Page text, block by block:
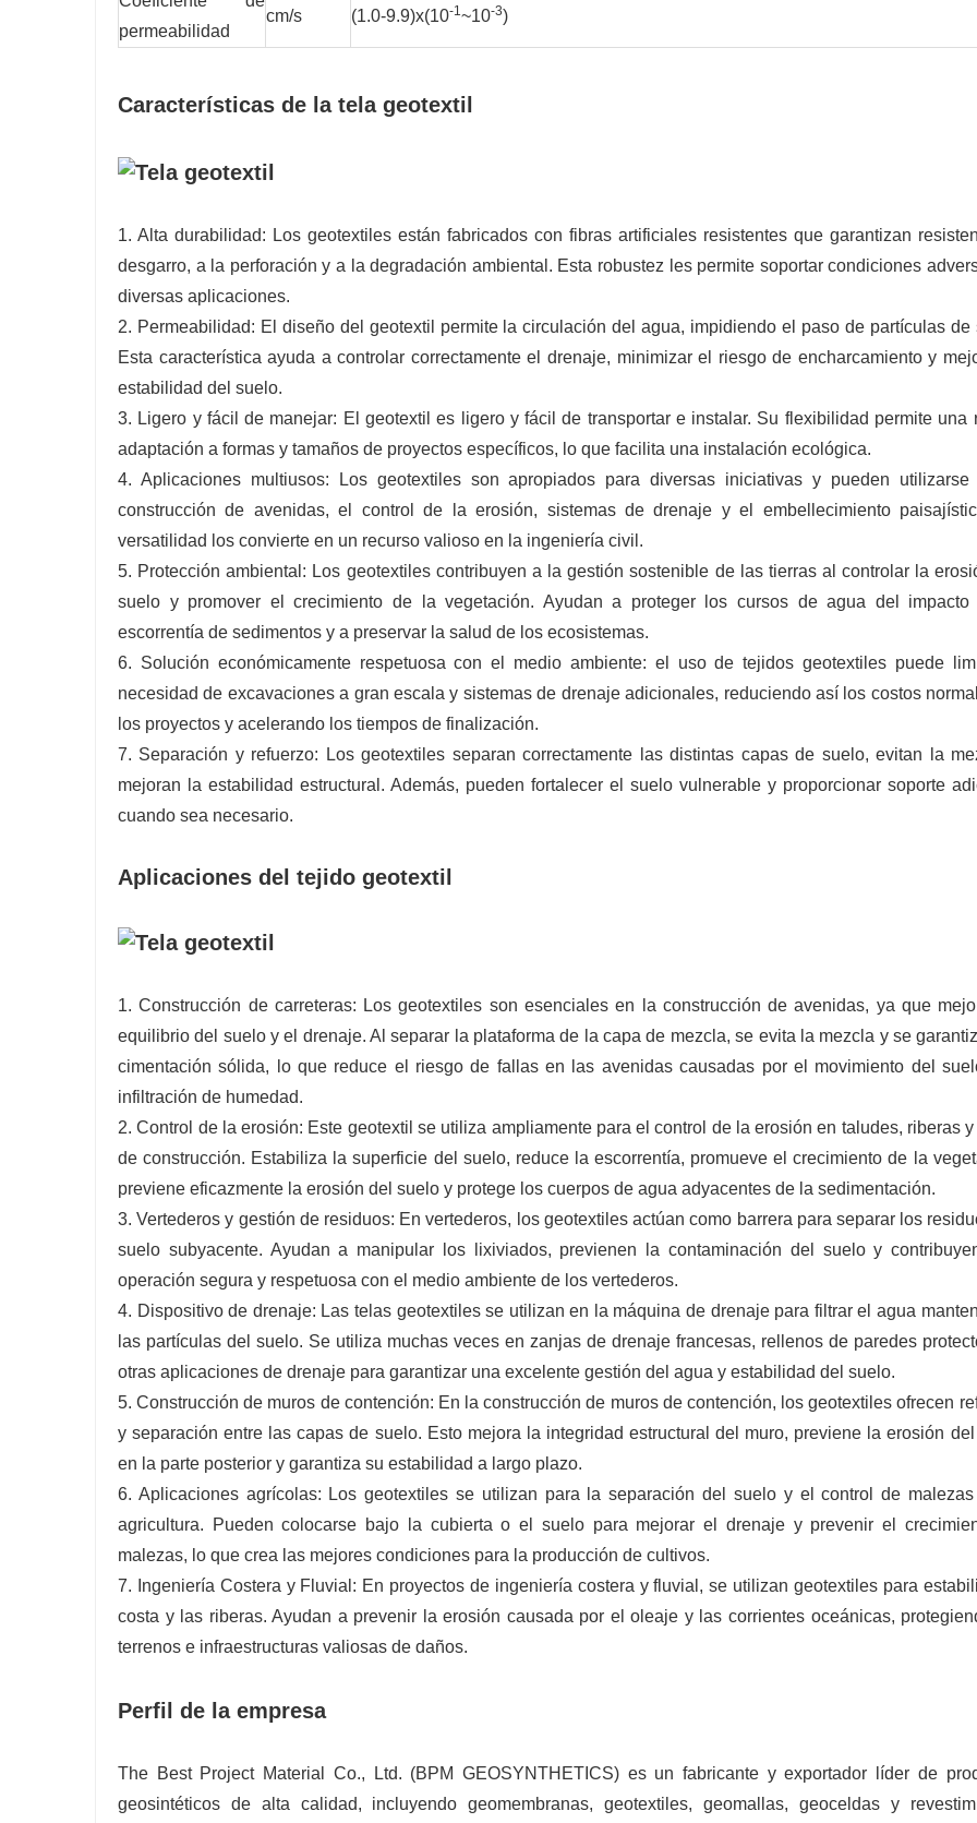
permeabilidad
cm/s (1.0-9.9)x(10-1~10-3)
Características de la tela geotextil
1. Alta durabilidad: Los geotextiles están fabricados con fibras artificiales resistentes que garantizan
desgarro, a la perforación y a la degradación ambiental. Esta robustez les permite soportar condiciones
diversas aplicaciones.
2. Permeabilidad: El diseño del geotextil permite la circulación del agua, impidiendo el paso de partículas de
Esta característica ayuda a controlar correctamente el drenaje, minimizar el riesgo de encharcamiento y
estabilidad del suelo.
3. Ligero y fácil de manejar: El geotextil es ligero y fácil de transportar e instalar. Su flexibilidad permite una
adaptación a formas y tamaños de proyectos específicos, lo que facilita una instalación ecológica.
4. Aplicaciones multiusos: Los geotextiles son apropiados para diversas iniciativas y pueden
construcción de avenidas, el control de la erosión, sistemas de drenaje y el embellecimiento
versatilidad los convierte en un recurso valioso en la ingeniería civil.
5. Protección ambiental: Los geotextiles contribuyen a la gestión sostenible de las tierras al controlar la
suelo y promover el crecimiento de la vegetación. Ayudan a proteger los cursos de agua del
escorrentía de sedimentos y a preservar la salud de los ecosistemas.
6. Solución económicamente respetuosa con el medio ambiente: el uso de tejidos geotextiles puede
necesidad de excavaciones a gran escala y sistemas de drenaje adicionales, reduciendo así los costos
los proyectos y acelerando los tiempos de finalización.
7. Separación y refuerzo: Los geotextiles separan correctamente las distintas capas de suelo, evitan la
mejoran la estabilidad estructural. Además, pueden fortalecer el suelo vulnerable y proporcionar soporte
cuando sea necesario.
Aplicaciones del tejido geotextil
1. Construcción de carreteras: Los geotextiles son esenciales en la construcción de avenidas, ya que
equilibrio del suelo y el drenaje. Al separar la plataforma de la capa de mezcla, se evita la mezcla y se
cimentación sólida, lo que reduce el riesgo de fallas en las avenidas causadas por el movimiento del
infiltración de humedad.
2. Control de la erosión: Este geotextil se utiliza ampliamente para el control de la erosión en taludes, riberas
de construcción. Estabiliza la superficie del suelo, reduce la escorrentía, promueve el crecimiento de la
previene eficazmente la erosión del suelo y protege los cuerpos de agua adyacentes de la sedimentación.
3. Vertederos y gestión de residuos: En vertederos, los geotextiles actúan como barrera para separar los
suelo subyacente. Ayudan a manipular los lixiviados, previenen la contaminación del suelo y
operación segura y respetuosa con el medio ambiente de los vertederos.
4. Dispositivo de drenaje: Las telas geotextiles se utilizan en la máquina de drenaje para filtrar el agua
las partículas del suelo. Se utiliza muchas veces en zanjas de drenaje francesas, rellenos de paredes
otras aplicaciones de drenaje para garantizar una excelente gestión del agua y estabilidad del suelo.
5. Construcción de muros de contención: En la construcción de muros de contención, los geotextiles ofrecen
y separación entre las capas de suelo. Esto mejora la integridad estructural del muro, previene la erosión
en la parte posterior y garantiza su estabilidad a largo plazo.
6. Aplicaciones agrícolas: Los geotextiles se utilizan para la separación del suelo y el control de
agricultura. Pueden colocarse bajo la cubierta o el suelo para mejorar el drenaje y prevenir el
malezas, lo que crea las mejores condiciones para la producción de cultivos.
7. Ingeniería Costera y Fluvial: En proyectos de ingeniería costera y fluvial, se utilizan geotextiles para
costa y las riberas. Ayudan a prevenir la erosión causada por el oleaje y las corrientes oceánicas,
terrenos e infraestructuras valiosas de daños.
Perfil de la empresa
The Best Project Material Co., Ltd. (BPM GEOSYNTHETICS) es un fabricante y exportador líder de
geosintéticos de alta calidad, incluyendo geomembranas, geotextiles, geomallas, geoceldas y